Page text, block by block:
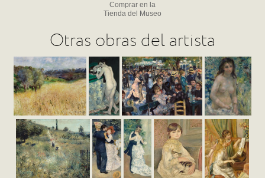
Comprar en la
Tienda del Museo
Otras obras del artista